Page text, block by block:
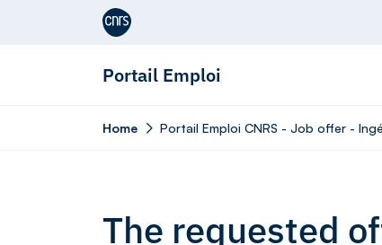
Aller au contenu
Portail Emploi
Home Portail Emploi CNRS - Job offer -
The requested